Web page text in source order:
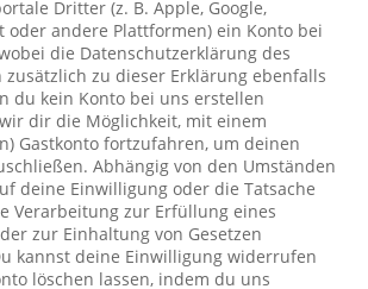
Dritter (z. B. Apple, Google,
oder andere Plattformen) ein Konto bei
die Datenschutzerklärung des
zu dieser Erklärung ebenfalls
du kein Konto bei uns erstellen
dir die Möglichkeit, mit einem
Gastkonto fortzufahren, um deinen
Abhängig von den Umständen
deine Einwilligung oder die Tatsache
Verarbeitung zur Erfüllung eines
zur Einhaltung von Gesetzen
kannst deine Einwilligung widerrufen
löschen lassen, indem du uns